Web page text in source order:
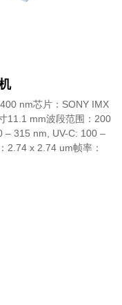
nm芯片：SONY IMX
11.1 mm波段范围：200
– 315 nm, UV-C: 100 –
2.74 x 2.74 um帧率：